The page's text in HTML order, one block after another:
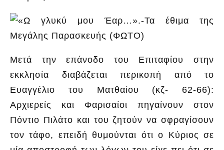
Μετά την επάνοδο του Επιταφίου στην
εκκλησία διαβάζεται περικοπή από το
Ευαγγέλιο του Ματθαίου (κζ- 62-66):
Αρχιερείς και Φαρισαίοι πηγαίνουν στον
Πόντιο Πιλάτο και του ζητούν να σφραγίσουν
τον τάφο, επειδή θυμούνται ότι ο Κύριος σε